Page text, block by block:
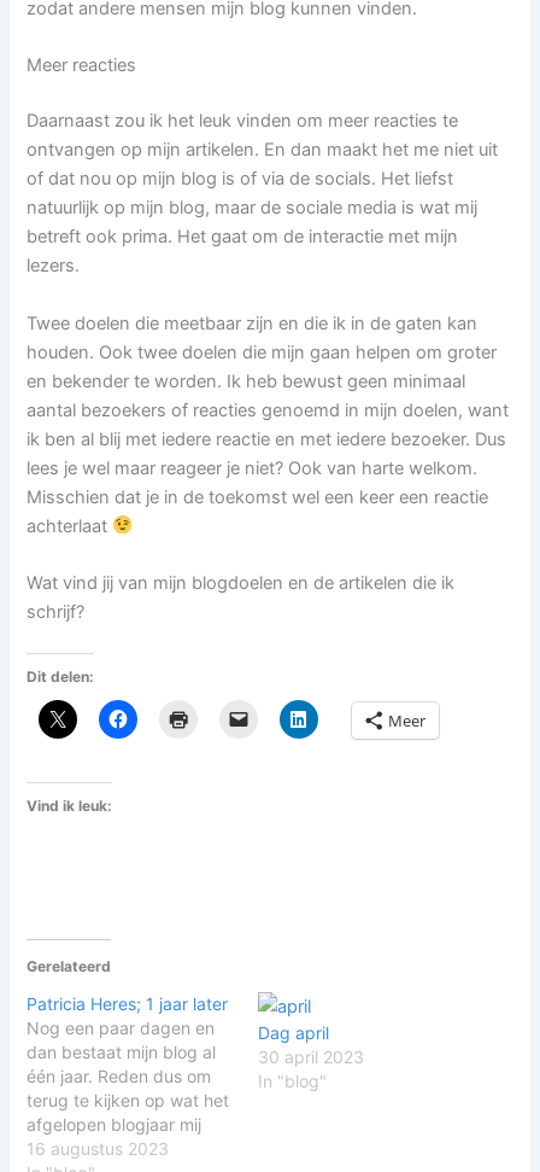
zodat andere mensen mijn blog kunnen vinden.
Meer reacties
Daarnaast zou ik het leuk vinden om meer reacties te
ontvangen op mijn artikelen. En dan maakt het me niet uit
of dat nou op mijn blog is of via de socials. Het liefst
natuurlijk op mijn blog, maar de sociale media is wat mij
betreft ook prima. Het gaat om de interactie met mijn
lezers.
Twee doelen die meetbaar zijn en die ik in de gaten kan
houden. Ook twee doelen die mijn gaan helpen om groter
en bekender te worden. Ik heb bewust geen minimaal
aantal bezoekers of reacties genoemd in mijn doelen, want
ik ben al blij met iedere reactie en met iedere bezoeker. Dus
lees je wel maar reageer je niet? Ook van harte welkom.
Misschien dat je in de toekomst wel een keer een reactie
achterlaat
Wat vind jij van mijn blogdoelen en de artikelen die ik
schrijf?
Dit delen:
Meer
Vind ik leuk:
Gerelateerd
Patricia Heres; 1 jaar later
Nog een paar dagen en
dan bestaat mijn blog al
één jaar. Reden dus om
terug te kijken op wat het
afgelopen blogjaar mij
opgeleverd heeft. En om
16 augustus 2023
Dag april
30 april 2023
In "blog"